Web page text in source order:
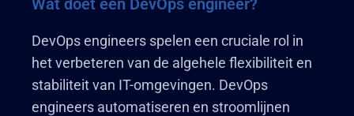
Wat doet een DevOps engineer?
DevOps engineers spelen een cruciale rol in
het verbeteren van de algehele flexibiliteit en
stabiliteit van IT-omgevingen. DevOps
engineers automatiseren en stroomlijnen